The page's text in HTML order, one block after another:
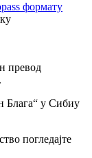
формату
превод
Блага“ у Сибиу
погледајте